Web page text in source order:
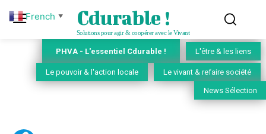
Cdurable !
Solutions pour agir & coopérer avec le Vivant
PHVA - L'essentiel Cdurable ! L'être & les liens
Le pouvoir & l'action locale Le vivant & refaire société
News Sélection
French ▼